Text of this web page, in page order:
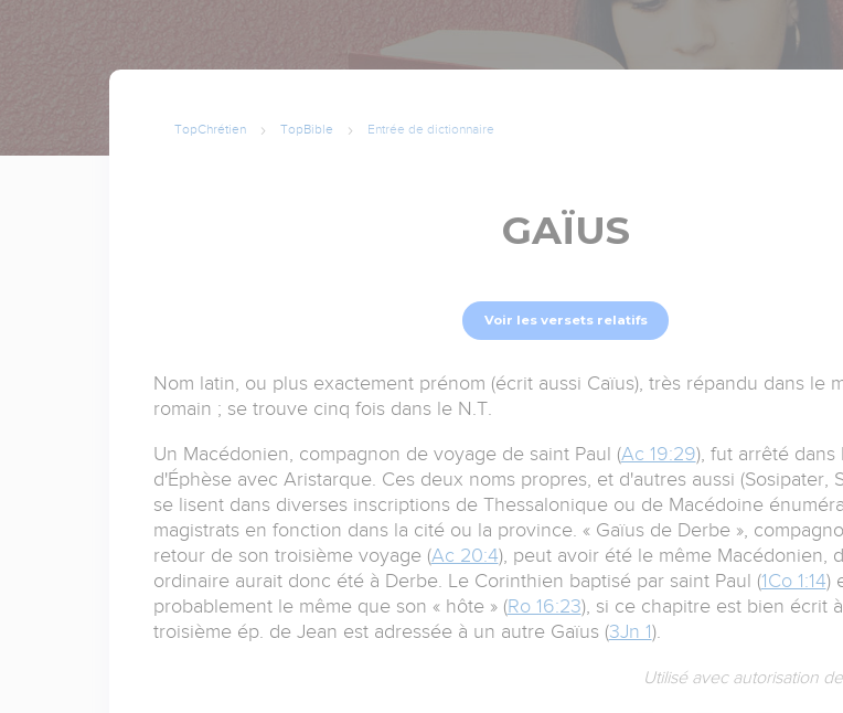
TopChrétien TopBible Entrée de dictionnaire
GAÏUS
Voir les versets relatifs
Nom latin, ou plus exactement prénom (écrit aussi Caïus), très répandu dans le
romain ; se trouve cinq fois dans le N.T.
Un Macédonien, compagnon de voyage de saint Paul (Ac 19:29), fut arrêté dans
d'Éphèse avec Aristarque. Ces deux noms propres, et d'autres aussi (Sosipater,
se lisent dans diverses inscriptions de Thessalonique ou de Macédoine
magistrats en fonction dans la cité ou la province. « Gaïus de Derbe »,
retour de son troisième voyage (Ac 20:4), peut avoir été le même Macédonien,
ordinaire aurait donc été à Derbe. Le Corinthien baptisé par saint Paul (1Co 1:14)
probablement le même que son « hôte » (Ro 16:23), si ce chapitre est bien écrit
troisième ép. de Jean est adressée à un autre Gaïus (3Jn 1).
Utilisé avec autorisation